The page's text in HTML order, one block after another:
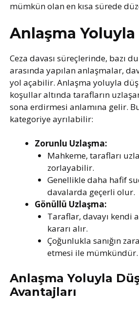
mümkün olan en kısa sürede
Anlaşma
Ceza davası süreçlerinde, bazı
arasında yapılan anlaşmalar,
yol açabilir. Anlaşma yoluyla
koşullar altında tarafların
sona erdirmesi anlamına gelir.
kategoriye ayrılabilir:
Zorunlu Uzlaşma:
Mahkeme, tarafları
zorlayabilir.
Genellikle daha hafif
davalarda geçerli olur.
Gönüllü Uzlaşma:
Taraflar, davayı kendi
kararı alır.
Çoğunlukla sanığın
etmesi ile mümkündür.
Anlaşma Yoluyla
Avantajları